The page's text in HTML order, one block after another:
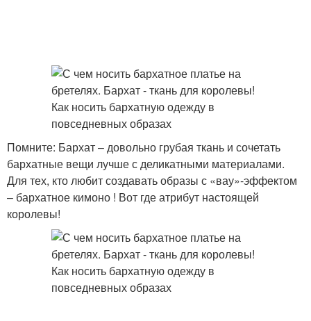
Помните: Бархат – довольно грубая ткань и сочетать
бархатные вещи лучше с деликатными материалами.
Для тех, кто любит создавать образы с «вау»-эффектом
– бархатное кимоно ! Вот где атрибут настоящей
королевы!